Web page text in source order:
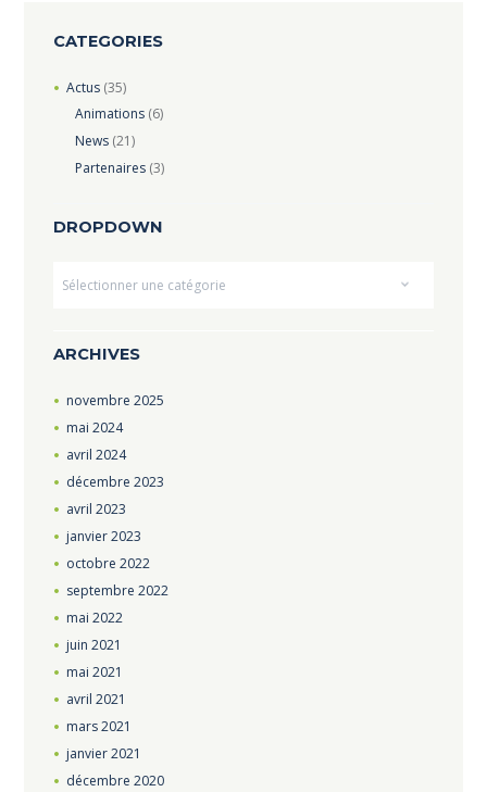
CATEGORIES
Actus(35)
Animations (6)
News (21)
Partenaires (3)
DROPDOWN
ARCHIVES
novembre 2025
mai 2024
avril 2024
décembre 2023
avril 2023
janvier2023
octobre 2022
septembre 2022
mai 2022
juin 2021
mai 2021
avril 2021
mars2021
janvier2021
décembre 2020